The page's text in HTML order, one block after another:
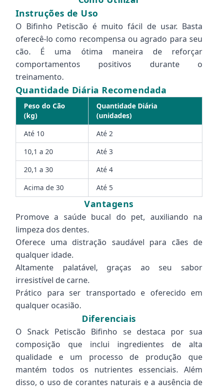
Instruções de Uso
O Bifinho Petiscão é muito fácil de usar. Basta
oferecê-lo como recompensa ou agrado para seu
cão. É uma ótima maneira de reforçar
comportamentos positivos durante o
treinamento.
Quantidade Diária Recomendada
Peso do Cão
(kg)
Quantidade Diária
(unidades)
Até 10
Até 2
10,1 a 20
Até 3
20,1 a 30
Até 4
Acima de 30
Até 5
Vantagens
Promove a saúde bucal do pet, auxiliando na
limpeza dos dentes.
Oferece uma distração saudável para cães de
qualquer idade.
Altamente palatável, graças ao seu sabor
irresistível de carne.
Prático para ser transportado e oferecido em
qualquer ocasião.
Diferenciais
O Snack Petiscão Bifinho se destaca por sua
composição que inclui ingredientes de alta
qualidade e um processo de produção que
mantém todos os nutrientes essenciais. Além
disso, o uso de corantes naturais e a ausência de